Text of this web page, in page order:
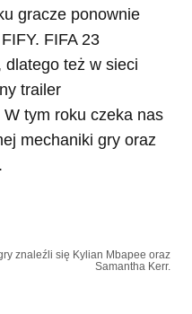
gracze ponownie
FIFA 23
też w sieci
trailer
tym roku czeka nas
mechaniki gry oraz
znaleźli się Kylian Mbapee oraz
Samantha Kerr.